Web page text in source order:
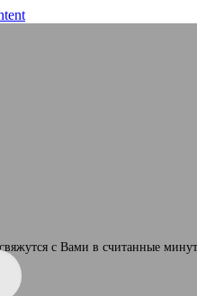
с Вами в считанные